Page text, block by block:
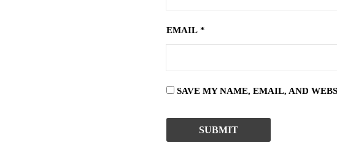
EMAIL *
SAVE MY NAME, EMAIL, AND